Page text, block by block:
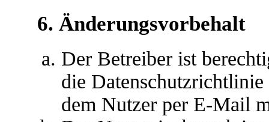
6. Änderungsvorbehalt
Der Betreiber ist
die
dem Nutzer per E-Mail